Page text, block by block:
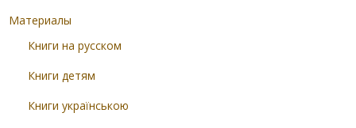
Материалы
Книги на русском
Книги детям
Книги українською